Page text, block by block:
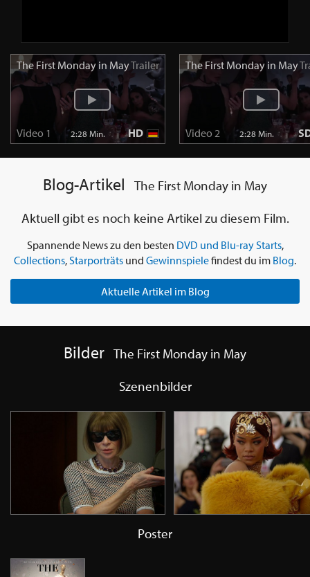
The First Monday in MayTrailer
Video 1 2:28 Min. HD
The First Monday in May
Video 2 2:28 Min.
Blog-Artikel
The First Monday in May
Aktuell gibt es noch keine Artikel zu diesem Film.
Spannende News zu den besten DVD und Blu-ray Starts,
Collections, Starporträts und Gewinnspielefindest du im Blog.
Aktuelle Artikel im Blog
Bilder The First Monday in May
Szenenbilder
Poster